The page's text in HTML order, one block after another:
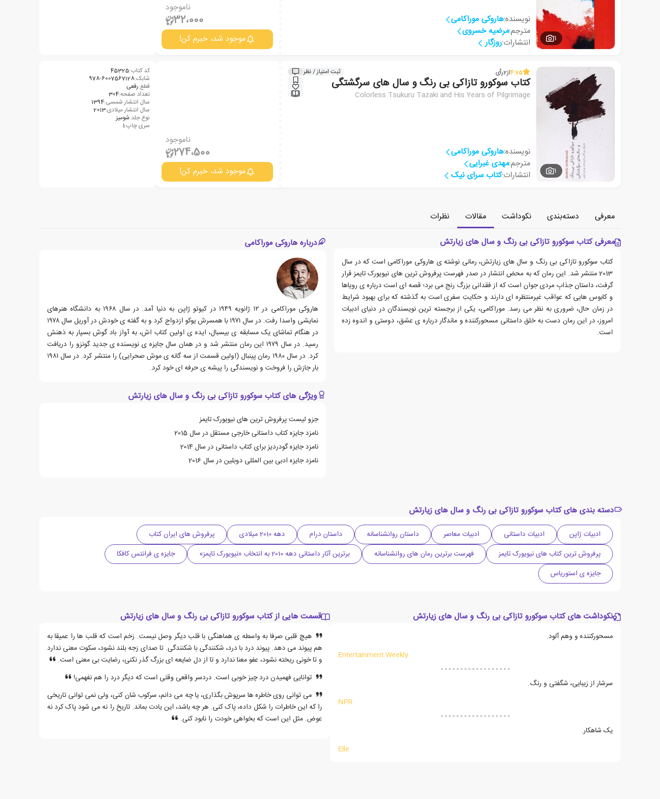
1
نویسنده:هاروکی موراکامی
مترجم:مرضیه خسروی
انتشارات:روزگار
ناموجود
32،000
موجود شد، خبرم کن!
1
4.75از2رأی ثبت امتیاز / نظر
کتاب سوکورو تازاکی بی رنگ و سال های سرگشتگی
Colorless Tsukuru Tazaki and His Years of Pilgrimage
نویسنده:هاروکی موراکامی
مترجم:مهدی غبرایی
انتشارات:کتاب سرای نیک
ناموجود
274،500
موجود شد، خبرم کن!
کد کتاب:45325
شابک:978-6007567128
قطع:رقعی
تعداد صفحه:304
سال انتشار شمسی:1394
سال انتشار میلادی:2013
نوع جلد:شومیز
سری چاپ:1
معرفی دسته‌بندی نکوداشت مقالات
نظرات
معرفی کتاب سوکورو تازاکی بی رنگ و سال های زیارتش
کتاب سوکورو تازاکی بی رنگ و سال های زیارتش، رمانی نوشته ی هاروکی موراکامی است که در سال
2013 منتشر شد. این رمان که به محض انتشار در صدر فهرست پرفروش ترین های نیویورک تایمز قرار
گرفت، داستان جذابِ مردی جوان است که از فقدانی بزرگ رنج می برد؛ قصه ای است درباره ی رویاها
و کابوس هایی که عواقب غیرمنتظره ای دارند و حکایتِ سفری است به گذشته که برای بهبود شرایط
در زمان حال، ضروری به نظر می رسد. موراکامی، یکی از برجسته ترین نویسندگان در دنیای ادبیات
امروز، در این رمان دست به خلق داستانی مسحورکننده و ماندگار درباره ی عشق، دوستی و اندوه زده
است.
درباره هاروکی موراکامی
هاروکی موراکامی در ۱۲ ژانویه ۱۹۴۹ در کیوتو ژاپن به دنیا آمد. در سال ۱۹۶۸ به دانشگاه هنرهای
نمایشی واسدا رفت. در سال ۱۹۷۱ با همسرش یوکو ازدواج کرد و به گفته ی خودش در آوریل سال ۱۹۷۸
در هنگام تماشای یک مسابقه ی بیسبال، ایده ی اولین کتاب اش، به آواز باد گوش بسپار به ذهنش
رسید. در سال ۱۹۷۹ این رمان منتشر شد و در همان سال جایزه ی نویسنده ی جدید گونزو را دریافت
کرد. در سال ۱۹۸۰ رمان پینبال (اولین قسمت از سه گانه ی موش صحرایی) را منتشر کرد. در سال ۱۹۸۱
بار جازش را فروخت و نویسندگی را پیشه ی حرفه ای خود کرد.
ویژگی های کتاب سوکورو تازاکی بی رنگ و سال های زیارتش
جزو لیست پرفروش ترین های نیویورک تایمز
نامزد جایزه کتاب داستانی خارجی مستقل در سال 2015
نامزد جایزه گودردیز برای کتاب داستانی در سال 2014
نامزد جایزه ادبی بین المللی دوبلین در سال 2016
دسته بندی های کتاب سوکورو تازاکی بی رنگ و سال های زیارتش
ادبیات ژاپن ادبیات داستانی ادبیات معاصر داستان روانشناسانه داستان درام دهه 2010 میلادی
پرفروش های ایران کتاب
پرفروش ترین کتاب های نیویورک تایمز
فهرست برترین رمان های روانشناسانه برترین آثار داستانی دهه 2010 به انتخاب «نیویورک تایمز»
جایزه ی فرانتس کافکا
جایزه ی استوریاس
نکوداشت های کتاب سوکورو تازاکی بی رنگ و سال های زیارتش
مسحورکننده و وهم آلود.
Entertainment Weekly
سرشار از زیبایی، شگفتی و رنگ.
NPR
یک شاهکار.
Elle
قسمت هایی از کتاب سوکورو تازاکی بی رنگ و سال های زیارتش
هیچ قلبی صرفا به واسطه ی هماهنگی با قلب دیگر وصل نیست. زخم است که قلب ها را عمیقا به
هم پیوند می دهد. پیوند درد با درد، شکنندگی با شکنندگی. تا صدای زجه بلند نشود، سکوت معنی ندارد
و تا خونی ریخته نشود، عفو معنا ندارد و تا از دل ضایعه ای بزرگ گذر نکنی، رضایت بی معنی است.
توانایی فهمیدن درد چیز خوبی است. دردسر واقعی وقتی است که دیگر درد را هم نفهمی!
می توانی روی خاطره ها سرپوش بگذاری، یا چه می دانم، سرکوب شان کنی، ولی نمی توانی تاریخی
را که این خاطرات را شکل داده، پاک کنی. هر چه باشد، این یادت بماند. تاریخ را نه می شود پاک کرد نه
عوض. مثل این است که بخواهی خودت را نابود کنی.